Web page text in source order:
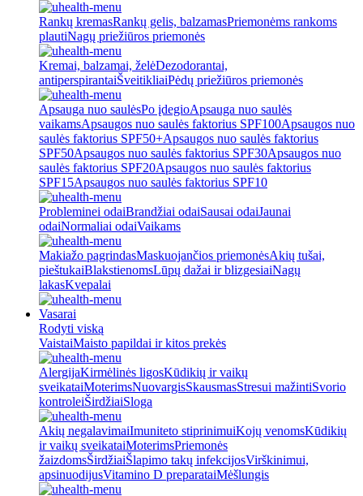
Rankų kremasRankų gelis, balzamasPriemonėms rankoms
plautiNagų priežiūros priemonės
Kremai, balzamai, želėDezodorantai,
antiperspirantaiŠveitikliaiPėdų priežiūros priemonės
Apsauga nuo saulėsPo įdegioApsauga nuo saulės
vaikamsApsaugos nuo saulės faktorius SPF100Apsaugos nuo
saulės faktorius SPF50+Apsaugos nuo saulės faktorius
SPF50Apsaugos nuo saulės faktorius SPF30Apsaugos nuo
saulės faktorius SPF20Apsaugos nuo saulės faktorius
SPF15Apsaugos nuo saulės faktorius SPF10
Probleminei odaiBrandžiai odaiSausai odaiJaunai
odaiNormaliai odaiVaikams
Makiažo pagrindasMaskuojančios priemonėsAkių tušai,
pieštukaiBlakstienomsLūpų dažai ir blizgesiaiNagų
lakasKvepalai
Vasarai
Rodyti viską
VaistaiMaisto papildai ir kitos prekės
AlergijaKirmėlinės ligosKūdikių ir vaikų
sveikataiMoterimsNuovargisSkausmasStresui mažintiSvorio
kontroleiŠirdžiaiSloga
Akių negalavimaiImuniteto stiprinimuiKojų venomsKūdikių
ir vaikų sveikataiMoterimsPriemonės
žaizdomsŠirdžiaiŠlapimo takų infekcijosVirškinimui,
apsinuodijusVitamino D preparataiMėšlungis